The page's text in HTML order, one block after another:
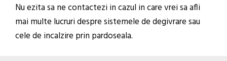
Nu ezita sa ne contactezi in cazul in care vrei sa afli
mai multe lucruri despre sistemele de degivrare sau
cele de incalzire prin pardoseala.